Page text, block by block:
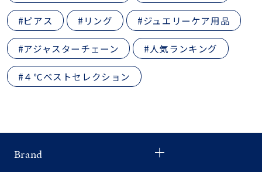
#ピアス #リング #ジュエリーケア用品
#アジャスターチェーン #人気ランキング
#４℃ベストセレクション
Brand